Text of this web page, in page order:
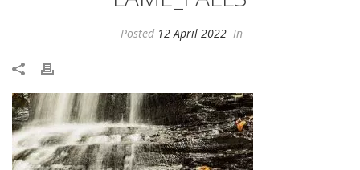
Posted 12 April 2022 In